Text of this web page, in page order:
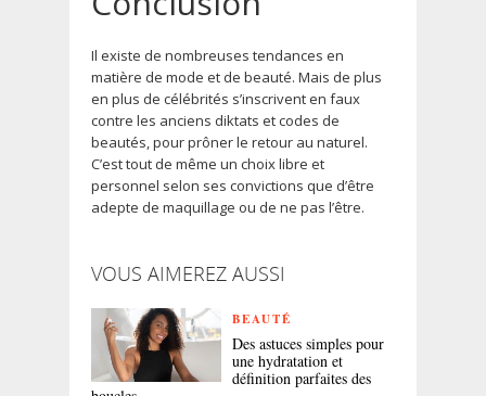
Il existe de nombreuses tendances en
matière de mode et de beauté. Mais de plus
en plus de célébrités s’inscrivent en faux
contre les anciens diktats et codes de
beautés, pour prôner le retour au naturel.
C’est tout de même un choix libre et
personnel selon ses convictions que d’être
adepte de maquillage ou de ne pas l’être.
VOUS AIMEREZ AUSSI
BEAUTÉ
Des astuces simples pour
une hydratation et
définition parfaites des